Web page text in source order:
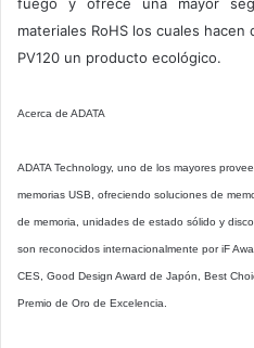
materiales RoHS los cuales
PV120 un producto ecológico.
Acerca de ADATA
ADATA Technology, uno de los mayores
memorias USB, ofreciendo soluciones de
de memoria, unidades de estado sólido y
son reconocidos internacionalmente por iF
CES, Good Design Award de Japón, Best
Premio de Oro de Excelencia.